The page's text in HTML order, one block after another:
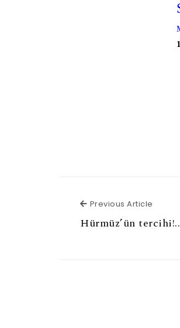
Previous Article
Hürmüz’ün